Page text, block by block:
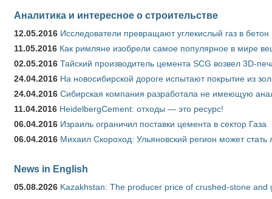
Аналитика и интересное о строительстве
12.05.2016 Исследователи превращают углекислый газ в бетон
11.05.2016 Как римляне изобрели самое популярное в мире
02.05.2016 Тайский производитель цемента SCG возвел 3D-
24.04.2016 На новосибирской дороге испытают покрытие из
24.04.2016 Сибирская компания разработала не имеющую
11.04.2016 HeidelbergCement: отходы — это ресурс!
06.04.2016 Израиль ограничил поставки цемента в сектор Газа
06.04.2016 Михаил Скороход: Ульяновский регион может
News in English
05.08.2026 Kazakhstan: The producer price of crushed-stone and